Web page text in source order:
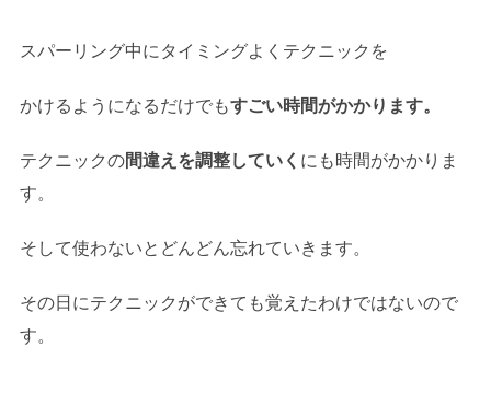
スパーリング中にタイミングよくテクニックを
かけるようになるだけでもすごい時間がかかります。
テクニックの間違えを調整していく にも時間がかかりま
す。
そして使わないとどんどん忘れていきます。
その日にテクニックができても覚えたわけではないので
す。